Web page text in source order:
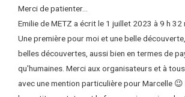
Merci de patienter...
EmiliedeMETZ a écrit le 1 juillet 2023 à 9 h 32
Une première pour moi et une belle
belles découvertes, aussi bien en termes de
qu'humaines. Merci aux organisateurs et à
avec une mention particulière pour Marcelle